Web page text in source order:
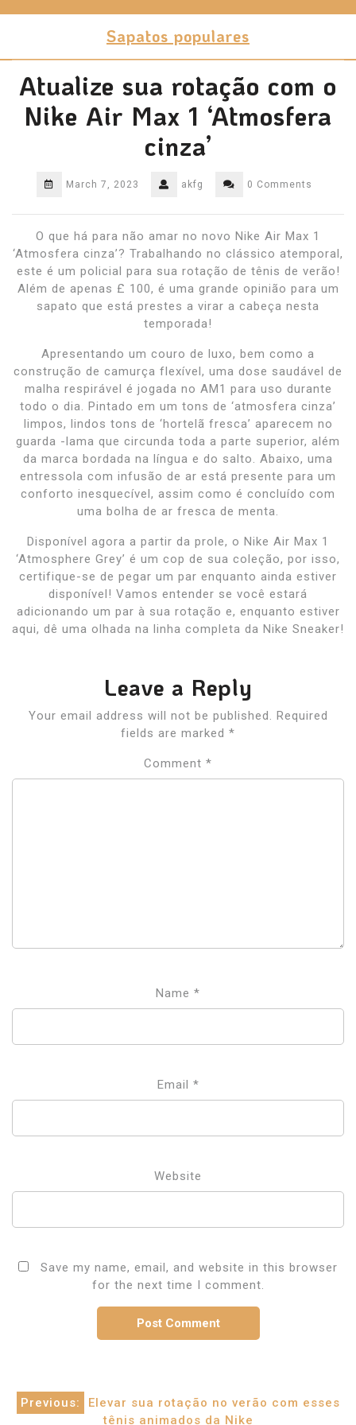
Sapatos populares
Atualize sua rotação com o
Nike Air Max 1 ‘Atmosfera
cinza’
March 7, 2023 akfg 0 Comments
O que há para não amar no novo Nike Air Max 1
‘Atmosfera cinza’? Trabalhando no clássico atemporal,
este é um policial para sua rotação de tênis de verão!
Além de apenas £ 100, é uma grande opinião para um
sapato que está prestes a virar a cabeça nesta
temporada!
Apresentando um couro de luxo, bem como a
construção de camurça flexível, uma dose saudável de
malha respirável é jogada no AM1 para uso durante
todo o dia. Pintado em um tons de ‘atmosfera cinza’
limpos, lindos tons de ‘hortelã fresca’ aparecem no
guarda -lama que circunda toda a parte superior, além
da marca bordada na língua e do salto. Abaixo, uma
entressola com infusão de ar está presente para um
conforto inesquecível, assim como é concluído com
uma bolha de ar fresca de menta.
Disponível agora a partir da prole, o Nike Air Max 1
‘Atmosphere Grey’ é um cop de sua coleção, por isso,
certifique-se de pegar um par enquanto ainda estiver
disponível! Vamos entender se você estará
adicionando um par à sua rotação e, enquanto estiver
aqui, dê uma olhada na linha completa da Nike Sneaker!
Leave a Reply
Your email address will not be published.
Required
fields are marked *
Comment *
Name *
Email *
Website
Save my name, email, and website in this browser
for the next time I comment.
Post
Previous:
Elevar sua rotação no verão com esses
tênis animados da Nike